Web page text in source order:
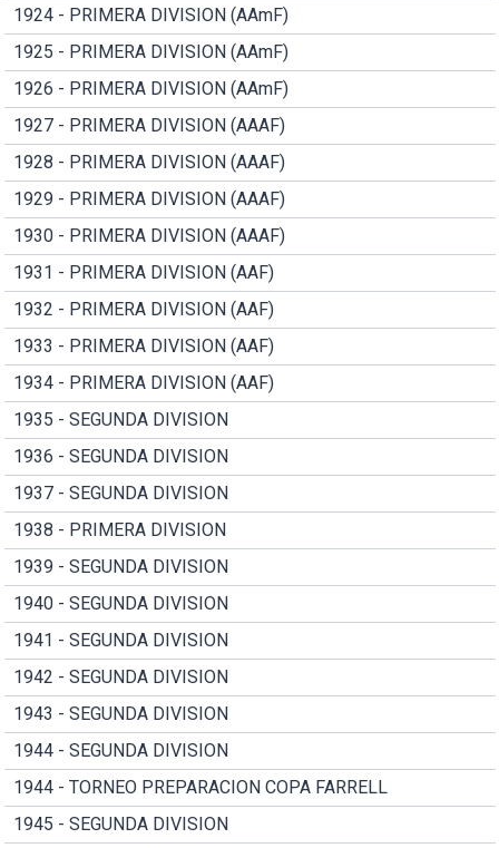
1924 - PRIMERA DIVISION (AAmF)
1925 - PRIMERA DIVISION (AAmF)
1926 - PRIMERA DIVISION (AAmF)
1927 - PRIMERA DIVISION (AAAF)
1928 - PRIMERA DIVISION (AAAF)
1929 - PRIMERA DIVISION (AAAF)
1930 - PRIMERA DIVISION (AAAF)
1931 - PRIMERA DIVISION (AAF)
1932 - PRIMERA DIVISION (AAF)
1933 - PRIMERA DIVISION (AAF)
1934 - PRIMERA DIVISION (AAF)
1935 - SEGUNDA DIVISION
1936 - SEGUNDA DIVISION
1937 - SEGUNDA DIVISION
1938 - PRIMERA DIVISION
1939 - SEGUNDA DIVISION
1940 - SEGUNDA DIVISION
1941 - SEGUNDA DIVISION
1942 - SEGUNDA DIVISION
1943 - SEGUNDA DIVISION
1944 - SEGUNDA DIVISION
1944 - TORNEO PREPARACION COPA FARRELL
1945 - SEGUNDA DIVISION